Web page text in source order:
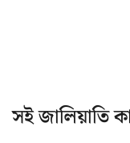
সই জালিয়াতি